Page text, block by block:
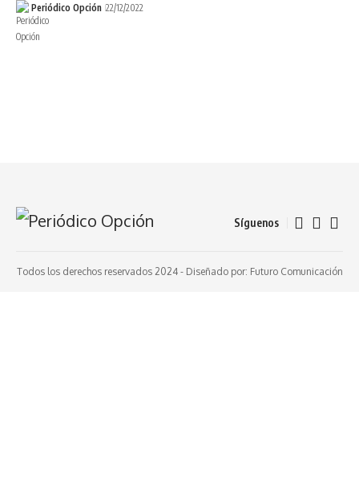
Periódico Opción 22/12/2022
Síguenos
Todos los derechos reservados 2024 - Diseñado por: Futuro Comunicación